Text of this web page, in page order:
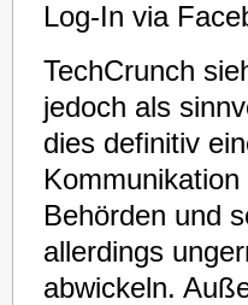
Log-In via
TechCrunch
jedoch als
dies definitiv
Behörden und
allerdings
abwickeln.